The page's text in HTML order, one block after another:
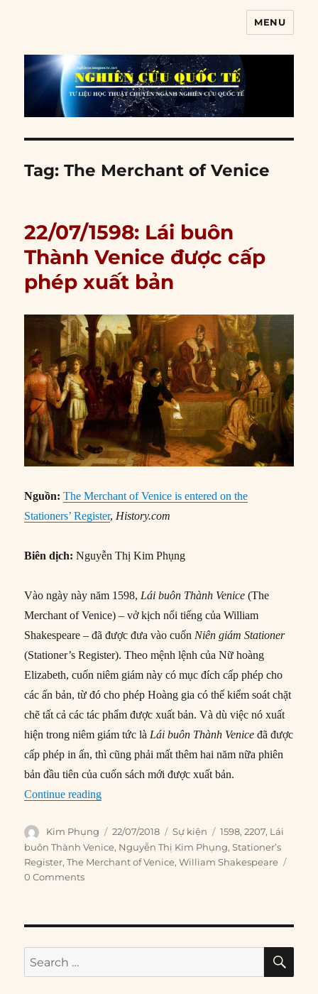
MENU
Tag:The Merchant of Venice
22/07/1598: Lái buôn
Thành Venice được cấp
phép xuất bản
Nguồn: The Merchant of Venice is entered on the
Stationers’ Register,History.com
Biên dịch: Nguyễn Thị Kim Phụng
Vào ngày này năm 1598,Lái buôn Thành Venice (The
Merchant of Venice) – vở kịch nổi tiếng của William
Shakespeare – đã được đưa vào cuốn Niên giám Stationer
(Stationer’s Register). Theo mệnh lệnh của Nữ hoàng
Elizabeth, cuốn niêm giám này có mục đích cấp phép cho
các ấn bản, từ đó cho phép Hoàng gia có thể kiểm soát chặt
chẽ tất cả các tác phẩm được xuất bản. Và dù việc nó xuất
hiện trong niêm giám tức làLái buôn Thành Venice đã được
cấp phép in ấn, thì cũng phải mất thêm hai năm nữa phiên
bản đầu tiên của cuốn sách mới được xuất bản.
Continue reading“22/07/1598: Lái buôn Thành Venice được cấp
Author
Kim Phụng
Posted
on
22/07/2018 Categories
Sự kiện Tags
1598,2207, Lái
buôn Thành Venice, Nguyễn Thị Kim Phụng,Stationer’s
Register,The Merchant of Venice,William Shakespeare
0 Comments
Search
for: